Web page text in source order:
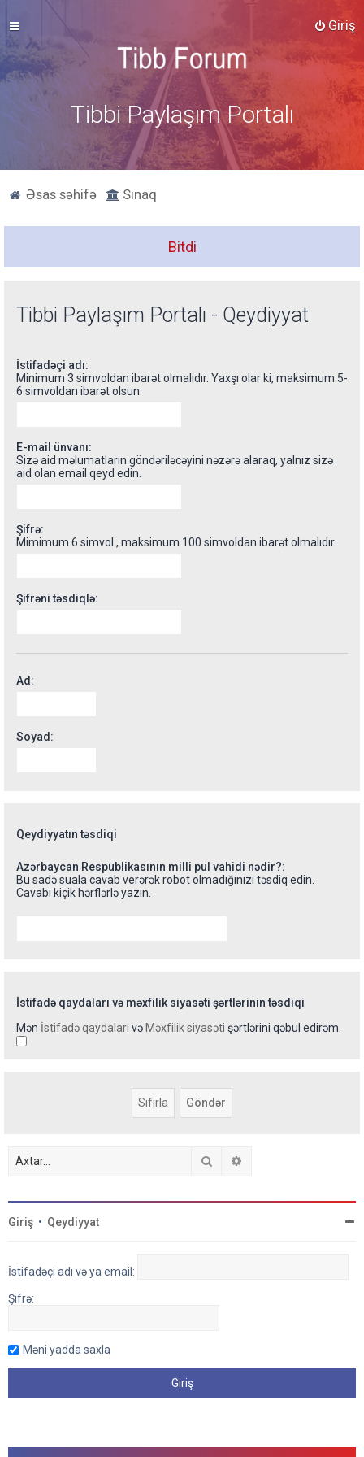
Giriş
Tibbi Paylaşım Portalı
Əsas səhifə Sınaq
Bitdi
Tibbi Paylaşım Portalı - Qeydiyyat
İstifadəçi adı:
Minimum 3 simvoldan ibarət olmalıdır. Yaxşı olar ki, maksimum 5-
6 simvoldan ibarət olsun.
E-mail ünvanı:
Sizə aid məlumatların göndəriləcəyini nəzərə alaraq, yalnız sizə
aid olan email qeyd edin.
Şifrə:
Mimimum 6 simvol , maksimum 100 simvoldan ibarət olmalıdır.
Şifrəni təsdiqlə:
Ad:
Soyad:
Qeydiyyatın təsdiqi
Azərbaycan Respublikasının milli pul vahidi nədir?:
Bu sadə suala cavab verərək robot olmadığınızı təsdiq edin.
Cavabı kiçik hərflərlə yazın.
İstifadə qaydaları və məxfilik siyasəti şərtlərinin təsdiqi
Mən İstifadə qaydaları vəMəxfilik siyasəti şərtlərini qəbul edirəm.
Axtar
Giriş • Qeydiyyat
İstifadəçi adı və ya email:
Şifrə:
Məni yadda saxla